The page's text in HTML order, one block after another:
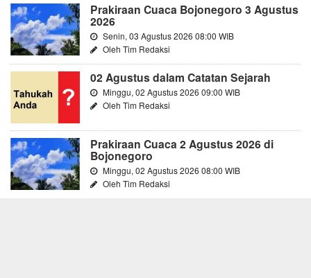
Prakiraan Cuaca Bojonegoro 3 Agustus
2026
Senin, 03 Agustus 2026 08:00 WIB
Oleh Tim Redaksi
02 Agustus dalam Catatan Sejarah
Minggu, 02 Agustus 2026 09:00 WIB
Oleh Tim Redaksi
Prakiraan Cuaca 2 Agustus 2026 di
Bojonegoro
Minggu, 02 Agustus 2026 08:00 WIB
Oleh Tim Redaksi